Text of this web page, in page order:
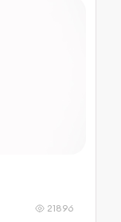
21896